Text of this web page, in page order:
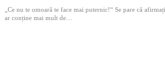
„Ce nu te omoară te face mai puternic!“ Se pare că
ar conține mai mult de…